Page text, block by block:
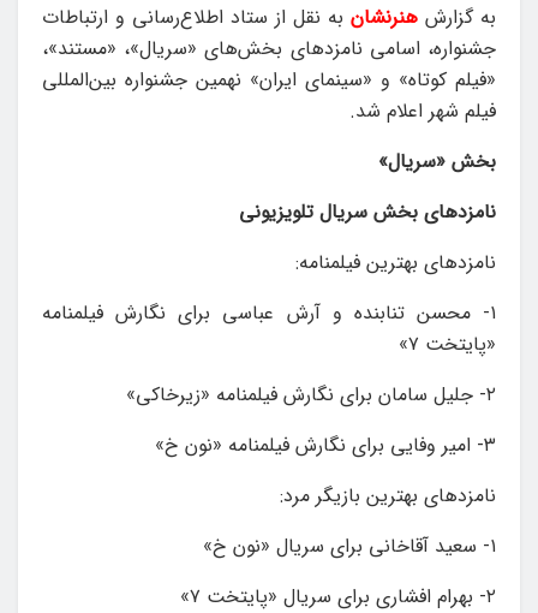
به گزارش هنرنشان به نقل از ستاد اطلاع‌رسانی و ارتباطات
جشنواره، اسامی نامزدهای بخش‌های «سریال»، «مستند»،
«فیلم کوتاه» و «سینمای ایران» نهمین جشنواره بین‌المللی
فیلم شهر اعلام شد.
بخش «سریال»
نامزدهای بخش سریال تلویزیونی
نامزدهای بهترین فیلمنامه:
۱- محسن تنابنده و آرش عباسی برای نگارش فیلمنامه
«پایتخت ۷»
۲- جلیل سامان برای نگارش فیلمنامه‌ «زیرخاکی»
۳- امیر وفایی برای نگارش فیلمنامه‌ «نون خ»
نامزدهای بهترین بازیگر مرد:
۱- سعید آقاخانی برای سریال «نون خ»
۲- بهرام افشاری برای سریال «پایتخت ۷»